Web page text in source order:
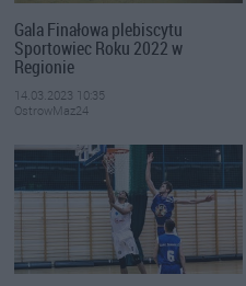
Gala Finałowa plebiscytu
Sportowiec Roku 2022 w
Regionie
14.03.2023 10:35
OstrowMaz24